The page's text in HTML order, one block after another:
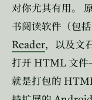
对你尤其有用。
书阅读软件（包括
Reader，以及文
打开 HTML 文件
就是打包的